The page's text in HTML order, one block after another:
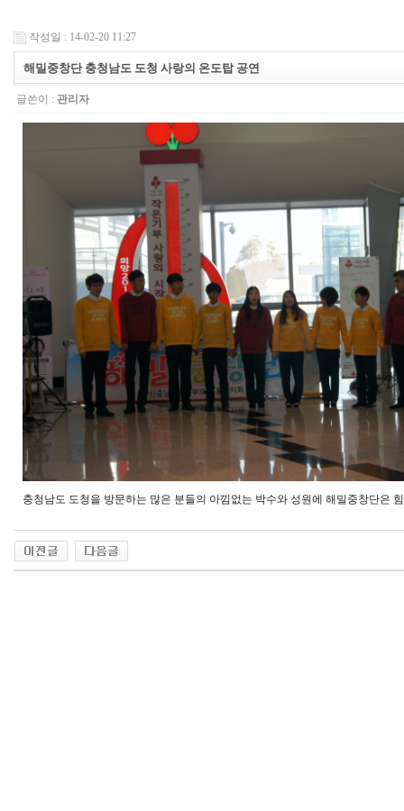
작성일 : 14-02-20 11:27
해밀중창단 충청남도 도청 사랑의 온도탑 공연
글쓴이 : 관리자
충청남도 도청을 방문하는 많은 분들의 아낌없는 박수와 성원에 해밀중창단은